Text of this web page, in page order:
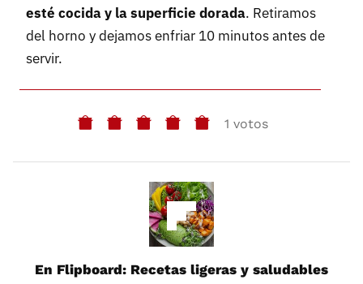
esté cocida y la superficie dorada. Retiramos
del horno y dejamos enfriar 10 minutos antes de
servir.
1 votos
En Flipboard: Recetas ligeras y saludables